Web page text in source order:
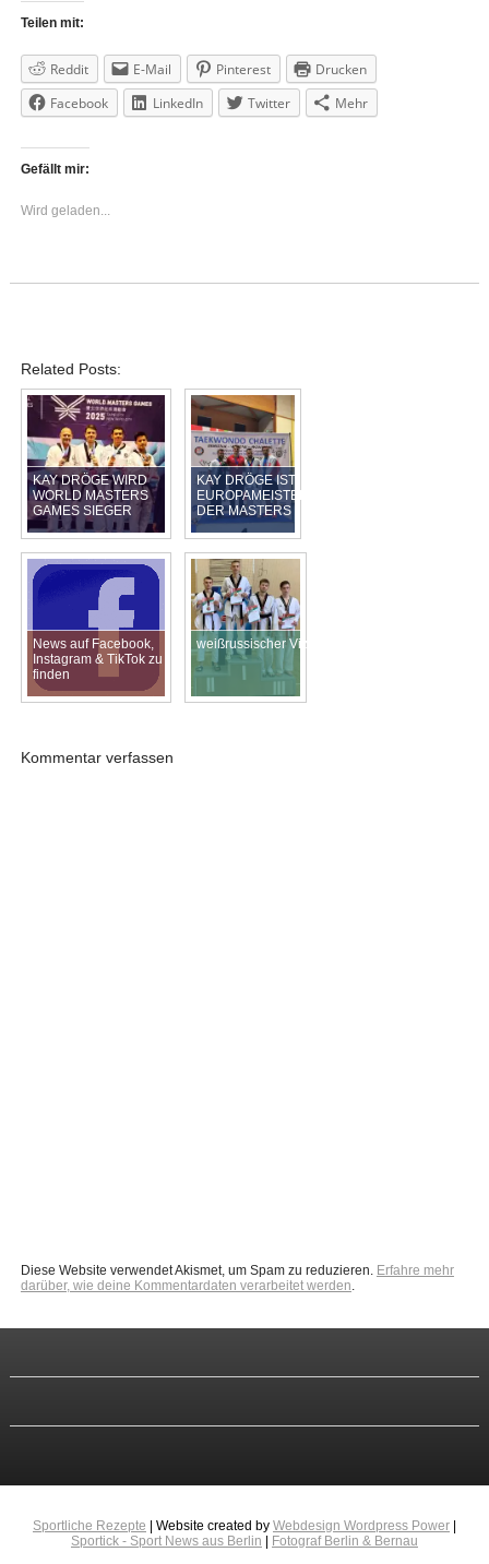
Teilen mit:
Reddit E-Mail Pinterest
Drucken
Facebook
LinkedIn Twitter Mehr
Gefällt mir:
Wird geladen...
Related Posts:
KAY DRÖGE WIRD
WORLD MASTERS
GAMES SIEGER
KAY DRÖGE IST
EUROPAMEISTER
DER MASTERS
News auf Facebook,
Instagram & TikTok zu
finden
weißrussischer Vizemeister!!
Kommentar verfassen
Diese Website verwendet Akismet, um Spam zu reduzieren. Erfahre mehr
darüber, wie deine Kommentardaten verarbeitet werden
Sportliche Rezepte | Website created by Webdesign Wordpress Power|
Sportick - Sport News aus Berlin | Fotograf Berlin & Bernau